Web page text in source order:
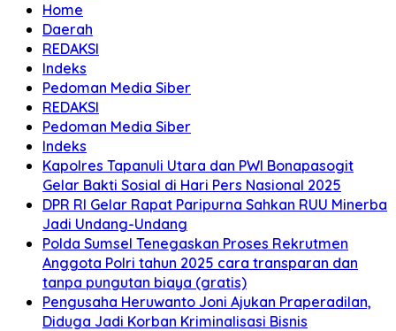
Home
Daerah
REDAKSI
Indeks
Pedoman Media Siber
REDAKSI
Pedoman Media Siber
Indeks
Kapolres Tapanuli Utara dan PWI Bonapasogit
Gelar Bakti Sosial di Hari Pers Nasional 2025
DPR RI Gelar Rapat Paripurna Sahkan RUU Minerba
Jadi Undang-Undang
Polda Sumsel Tenegaskan Proses Rekrutmen
Anggota Polri tahun 2025 cara transparan dan
tanpa pungutan biaya (gratis)
Pengusaha Heruwanto Joni Ajukan Praperadilan,
Diduga Jadi Korban Kriminalisasi Bisnis